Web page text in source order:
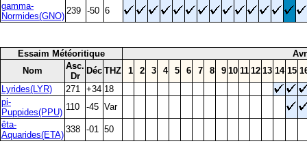
gamma-
Normides(GNO)
239 -50 6
Essaim Météoritique
Nom
Asc.
Dr
Déc THZ 1 2 3 4 5 6 7 8 9 10 11 12 13 14 15
Lyrides(LYR)
271 +34 18
pi-
Puppides(PPU)
110 -45 Var
êta-
Aquarides(ETA)
338 -01 50